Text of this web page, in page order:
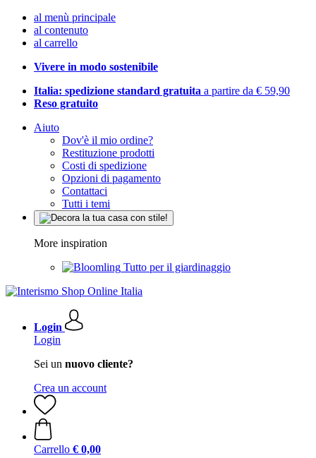
al menù principale
al contenuto
al carrello
Vivere in modo sostenibile
Italia: spedizione standard gratuita a partire da € 59,90
Reso gratuito
Aiuto
Dov'è il mio ordine?
Restituzione prodotti
Costi di spedizione
Opzioni di pagamento
Contattaci
Tutti i temi
More inspiration
Tutto per il giardinaggio
Login
Login
Sei un nuovo cliente?
Crea un account
Carrello € 0,00